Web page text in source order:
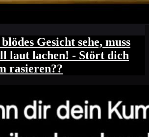
Gesicht sehe, muss
laut lachen! - Stört dich
rasieren??